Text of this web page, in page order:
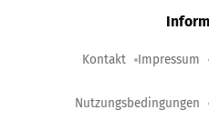
Kontakt Impressum
Nutzungsbedingungen